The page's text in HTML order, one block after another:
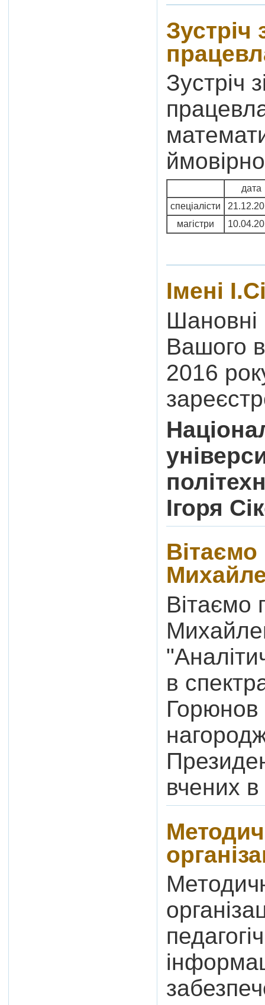
Зустріч
Зустріч
дата
спеціалісти
магістри
Імені
Шановні
Вашого
2016
Ігоря
в
вчених